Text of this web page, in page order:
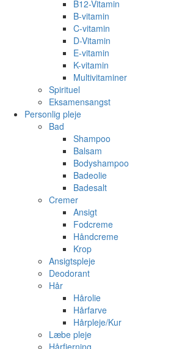
B12-Vitamin
B-vitamin
C-vitamin
D-Vitamin
E-vitamin
K-vitamin
Multivitaminer
Spirituel
Eksamensangst
Personlig pleje
Bad
Shampoo
Balsam
Bodyshampoo
Badeolie
Badesalt
Cremer
Ansigt
Fodcreme
Håndcreme
Krop
Ansigtspleje
Deodorant
Hår
Hårolie
Hårfarve
Hårpleje/Kur
Læbe pleje
Hårfjerning